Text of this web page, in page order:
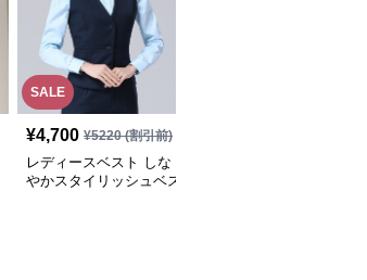
SALE
¥4,700 ¥5220(割引前)
レディースベスト しな
やかスタイリッシュベス